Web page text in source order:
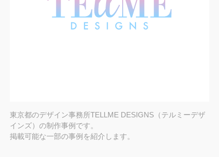
東京都のデザイン事務所TELLME DESIGNS（テルミーデザ
インズ）の制作事例です。
掲載可能な一部の事例を紹介します。